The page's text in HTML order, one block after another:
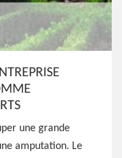
une grande
amputation. Le